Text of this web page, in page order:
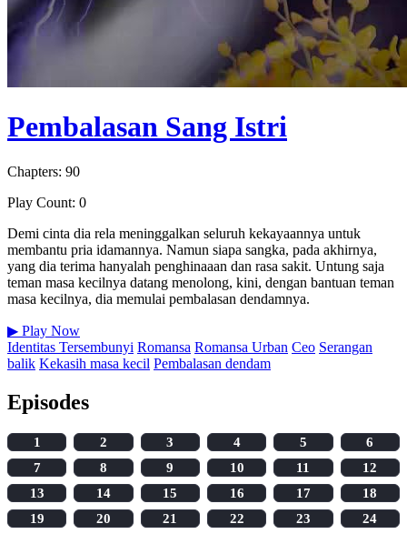
Pembalasan Sang Istri
Chapters: 90
Play Count: 0
Demi cinta dia rela meninggalkan seluruh kekayaannya untuk
membantu pria idamannya. Namun siapa sangka, pada akhirnya,
yang dia terima hanyalah penghinaaan dan rasa sakit. Untung saja
teman masa kecilnya datang menolong, kini, dengan bantuan teman
masa kecilnya, dia memulai pembalasan dendamnya.
▶ Play Now
Identitas Tersembunyi Romansa Romansa Urban Ceo Serangan
balik Kekasih masa kecil Pembalasan dendam
Episodes
1 2 3 4 5
6
7
8 9 10 11
12
13
14 15 16 17
18
19
20 21 22 23
24